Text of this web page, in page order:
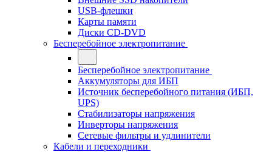
USB-флешки
Карты памяти
Диски CD-DVD
Бесперебойное электропитание
Бесперебойное электропитание
Аккумуляторы для ИБП
Источник бесперебойного питания (ИБП,
UPS)
Стабилизаторы напряжения
Инверторы напряжения
Сетевые фильтры и удлинители
Кабели и переходники